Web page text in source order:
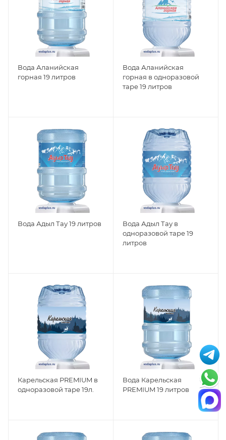
Вода Аланийская
горная 19 литров
Вода Аланийская
горная в одноразовой
таре 19 литров
Вода Адыл Тау 19 литров
Вода Адыл Тау в
одноразовой таре 19
литров
Карельская PREMIUM в
одноразовой таре 19л.
Вода Карельская
PREMIUM 19 литров